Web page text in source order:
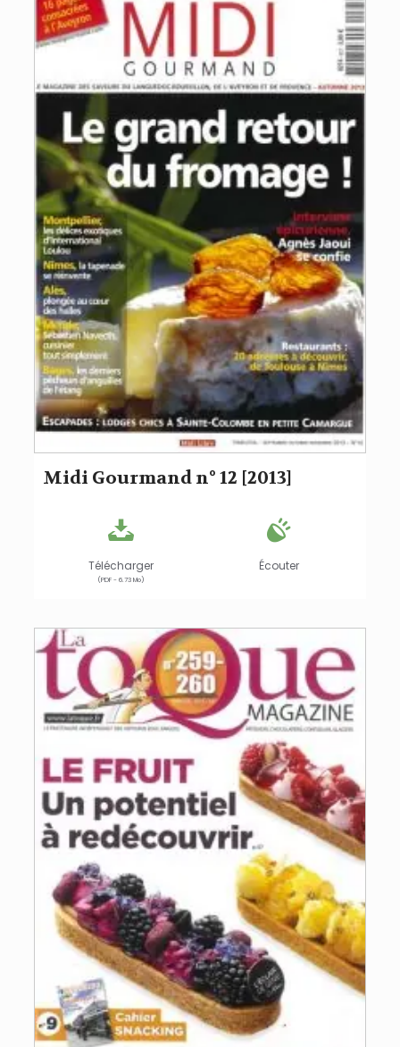
Midi Gourmand n° 12 [2013]
Télécharger
(PDF - 6.73 Mo)
Écouter